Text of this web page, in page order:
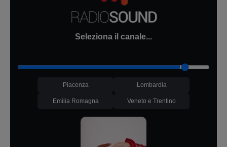
Seleziona il canale...
Piacenza Lombardia
Emilia Romagna Veneto e Trentino